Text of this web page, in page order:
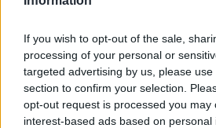
If you wish to opt-out of the sale,
processing of your personal or
targeted advertising by us, please
section to confirm your selection.
opt-out request is processed you may
interest-based ads based on
menținerea centralelor pe
adresa lui